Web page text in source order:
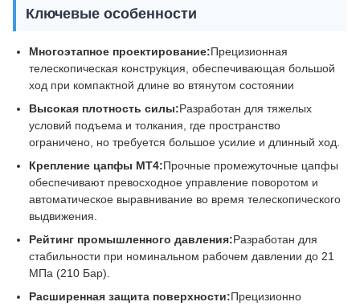
Ключевые особенности
Многоэтапное проектирование:Прецизионная
телескопическая конструкция, обеспечивающая большой
ход при компактной длине во втянутом состоянии
Высокая плотность силы:Разработан для тяжелых
условий подъема и толкания, где пространство
ограничено, но требуется большое усилие и длинный ход.
Крепление цапфы MT4:Прочные промежуточные цапфы
обеспечивают превосходное управление поворотом и
автоматическое выравнивание во время телескопического
выдвижения.
Рейтинг промышленного давления:Разработан для
стабильности при номинальном рабочем давлении до 21
МПа (210 Бар).
Расширенная защита поверхности:Прецизионно